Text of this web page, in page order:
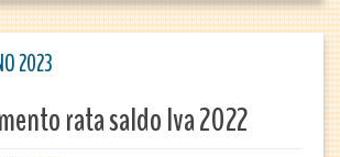
rata saldo Iva 2022
2023